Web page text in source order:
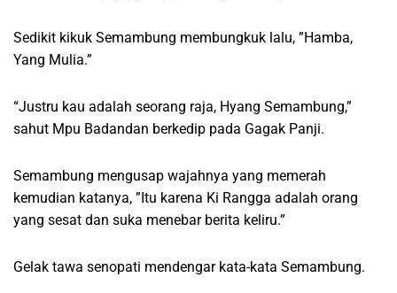
Sedikit kikuk Semambung membungkuk lalu, ”Hamba,
Yang Mulia.”
“Justru kau adalah seorang raja, Hyang Semambung,”
sahut Mpu Badandan berkedip pada Gagak Panji.
Semambung mengusap wajahnya yang memerah
kemudian katanya, ”Itu karena Ki Rangga adalah orang
yang sesat dan suka menebar berita keliru.”
Gelak tawa senopati mendengar kata-kata Semambung.